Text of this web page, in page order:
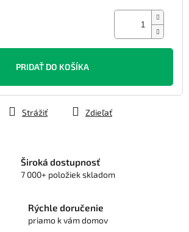
PRIDAŤ DO KOŠÍKA
Strážiť Zdieľať
Široká dostupnosť
7 000+ položiek skladom
Rýchle doručenie
priamo k vám domov